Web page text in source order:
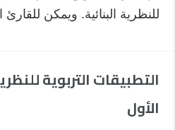
للنظرية البنائية. ويمكن
التطبيقات التربوية
الأول